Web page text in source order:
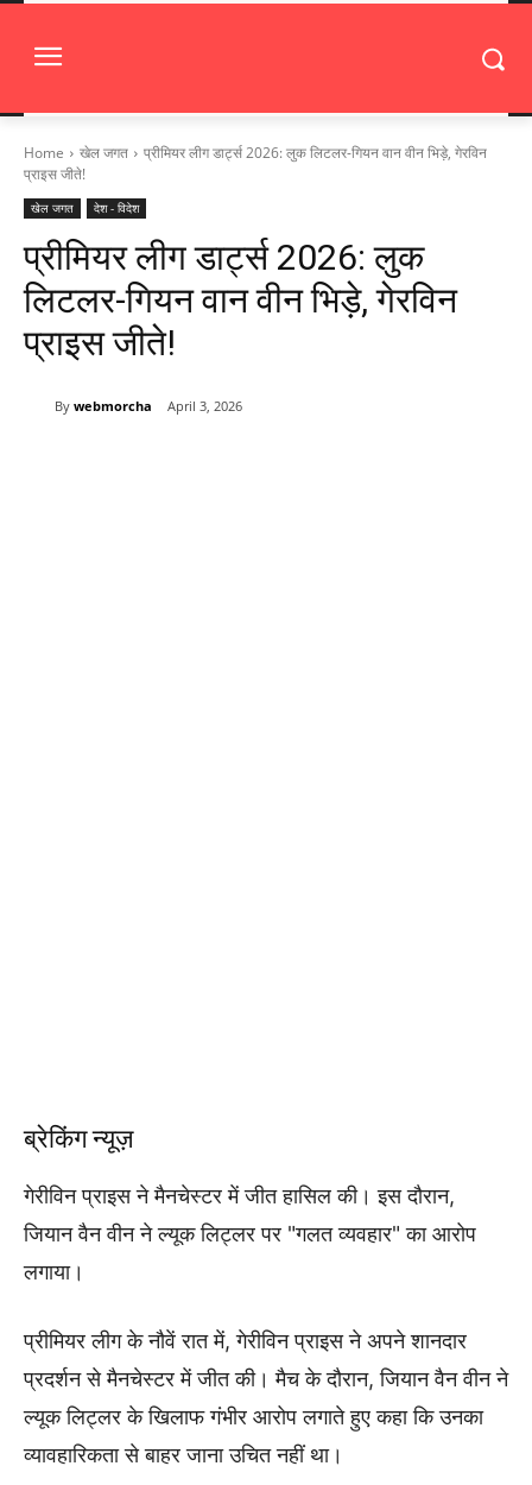
Home खेल जगत
प्रीमियर लीग डार्ट्स 2026: लुक लिटलर-गियन वान वीन भिड़े, गेरविन
प्राइस जीते!
खेल जगत देश - विदेश
प्रीमियर लीग डार्ट्स 2026: लुक
लिटलर-गियन वान वीन भिड़े, गेरविन
प्राइस जीते!
By webmorcha April 3, 2026
ब्रेकिंग न्यूज़
गेरीविन प्राइस ने मैनचेस्टर में जीत हासिल की। इस दौरान,
जियान वैन वीन ने ल्यूक लिट्लर पर "गलत व्यवहार" का आरोप
लगाया।
प्रीमियर लीग के नौवें रात में, गेरीविन प्राइस ने अपने शानदार
प्रदर्शन से मैनचेस्टर में जीत की। मैच के दौरान, जियान वैन वीन ने
ल्यूक लिट्लर के खिलाफ गंभीर आरोप लगाते हुए कहा कि उनका
व्यावहारिकता से बाहर जाना उचित नहीं था।